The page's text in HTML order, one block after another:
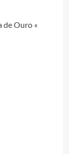
de Ouro «